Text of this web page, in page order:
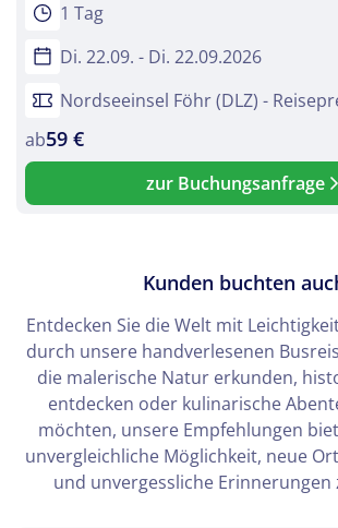
Telegram
Link kopieren
1 Tag
Di. 22.09. - Di. 22.09.2026
Nordseeinsel Föhr (DLZ) -
ab59 €
zur Buchungsanfrage
Kunden buchten
Entdecken Sie die Welt mit
durch unsere handverlesenen
die malerische Natur erkunden,
entdecken oder kulinarische
möchten, unsere Empfehlungen
unvergleichliche Möglichkeit, neue
und unvergessliche Erinnerungen